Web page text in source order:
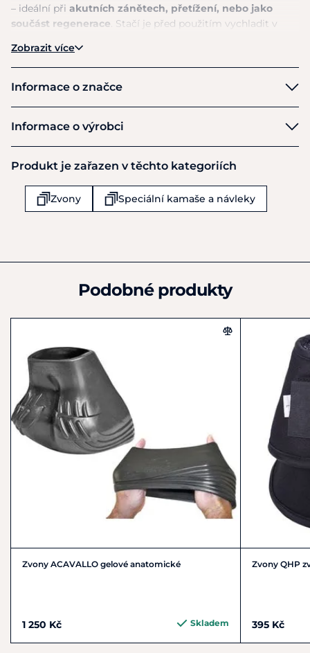
– ideální při akutních zánětech, přetížení, nebo jako
součást regenerace. Stačí je před použitím vychladit v
nasadit. Zapínají se s pomocí
dobře drží na svém místě a snadno se nasazují. Díky
integrovaným gelovým vložkám
Přednosti:
Integrovaný gelový chladicí polštářek
nutnosti výměny
Dlouhodobé a rovnoměrné chlazenípřímo na
kopytě
Dvapevné suché zipypro bezpečné upevnění
– hrozí zmrznutí
gelu. Při poškození výrobku může uniknout tekutina, která
může
způsobit silné podráždění očí
takovém případě přerušte používání a kontaktujte výrobce.
Velikostní tabulka:
Velikost
A (cm) – horní
obvod
B (cm) – spodní
C (cm) –
výška
37
XL
30 48,5 13,5
Zobrazit více
Informace o značce
Waldhausen
Informace o výrobci
Waldhausen GmbH & Co KG
Von Hunefeld Str 53
Koln-Ossendorf
info@waldhausen.com
Produkt je zařazen v těchto kategoriích
Zvony Speciální kamaše a návleky
Podobné produkty
Zvony ACAVALLO gelové anatomické
1 250 Kč Skladem
Zvony QHP
395 Kč